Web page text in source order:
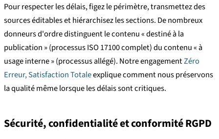
Pour respecter les délais, figez le périmètre, transmettez des
sources éditables et hiérarchisez les sections. De nombreux
donneurs d'ordre distinguent le contenu « destiné à la
publication » (processus ISO 17100 complet) du contenu « à
usage interne » (processus allégé). Notre engagementZéro
Erreur, Satisfaction Totaleexplique comment nous préservons
la qualité même lorsque les délais sont critiques.
Sécurité, confidentialité et conformité RGPD